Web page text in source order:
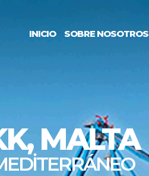
INICIO SOBRE NOSOTROS
MALTA